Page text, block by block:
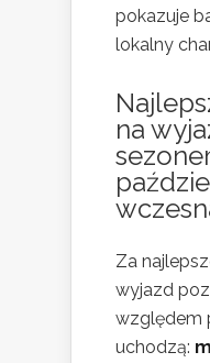
pokazuje
lokalny
na
Za
wyjazd
względem
uchodzą: